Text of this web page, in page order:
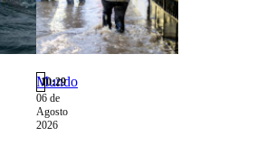
Mundo
10:29
06 de
Agosto
2026